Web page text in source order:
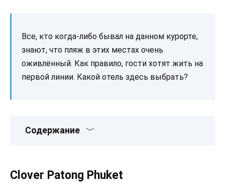
Все, кто когда-либо бывал на данном курорте,
знают, что пляж в этих местах очень
оживлённый. Как правило, гости хотят жить на
первой линии. Какой отель здесь выбрать?
Содержание
Clover Patong Phuket